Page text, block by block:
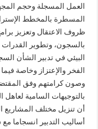
العمل المسجلة وحجم
ظروف الاعتقال وتعزيز
بالسجون، وتطوير القدرات
البيئي في تدبير الشأن
الفخر والإعتزاز وخاصة
وصون كرامتهم وفق
بالتوجيهات السامية لعاهل
أن تنزيل مختلف
أساليب التدبير انسجاما